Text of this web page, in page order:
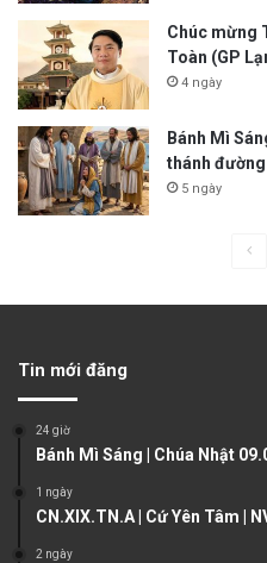
Chúc mừng
Toàn (GP
4 ngày
Bánh Mì
thánh
5 ngày
u
p
Tin mới đăng
24 giờ
Bánh Mì Sáng | Chúa Nhật
1 ngày
CN.XIX.TN.A | Cứ Yên Tâm |
2 ngày